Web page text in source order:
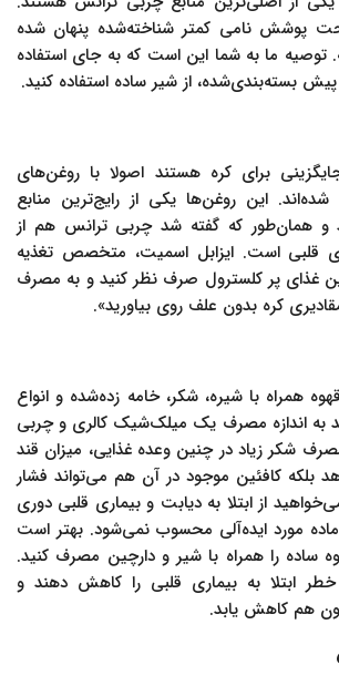
پوشش نامی کمتر شناخته‌شده پنهان شده
توصیه ما به شما این است که به جای استفاده
پیش بسته‌بندی‌شده، از شیر ساده استفاده کنید.
برای کره هستند اصولا با روغن‌های
این روغن‌ها یکی از رایج‌ترین منابع
همان‌طور که گفته شد چربی ترانس هم از
قلبی است. ایزابل اسمیت، متخصص تغذیه
غذای پر کلسترول صرف نظر کنید و به مصرف
کره بدون علف روی بیاورید».
همراه با شیره، شکر، خامه زده‌شده و انواع
به اندازه مصرف یک میلک‌شیک کالری و چربی
شکر زیاد در چنین وعده غذایی، میزان قند
بلکه کافئین موجود در آن هم می‌تواند فشار
از ابتلا به دیابت و بیماری قلبی دوری
مورد ایده‌آلی محسوب نمی‌شود. بهتر است
ساده را همراه با شیر و دارچین مصرف کنید.
خطر ابتلا به بیماری قلبی را کاهش دهند و
هم کاهش یابد.